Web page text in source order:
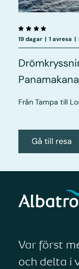
19 dagar | 1 avresa |
Från Tampa till
Gå till resa
Var först
och delta i